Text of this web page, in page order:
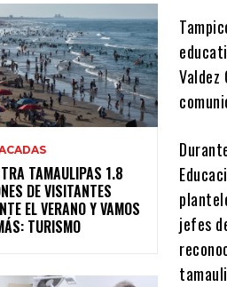
TAMAULIPAS 1.8
DE VISITANTES
EL VERANO Y VAMOS
TURISMO
jefes